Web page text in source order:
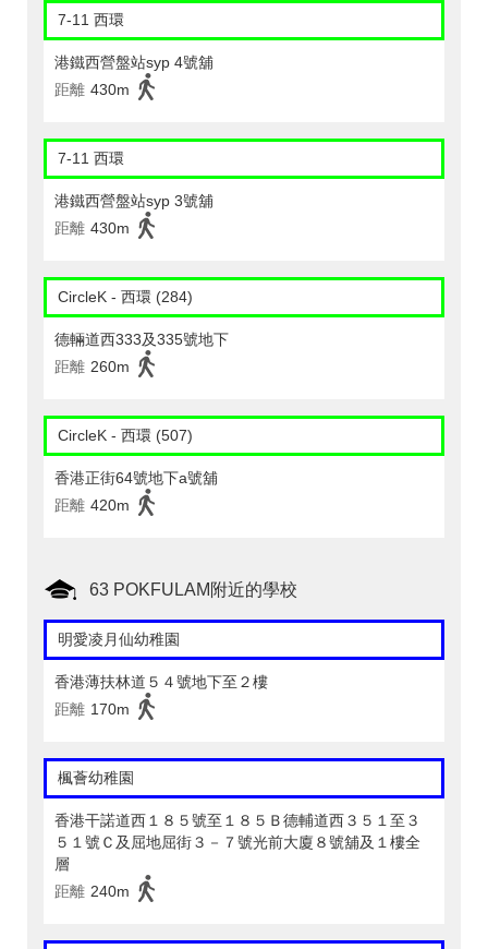
7-11 西環
港鐵西營盤站syp 4號舖
距離 430m
7-11 西環
港鐵西營盤站syp 3號舖
距離 430m
CircleK - 西環 (284)
德輛道西333及335號地下
距離 260m
CircleK - 西環 (507)
香港正街64號地下a號舖
距離 420m
63 POKFULAM附近的學校
明愛凌月仙幼稚園
香港薄扶林道５４號地下至２樓
距離 170m
楓薈幼稚園
香港干諾道西１８５號至１８５Ｂ德輔道西３５１至３
５１號Ｃ及屈地屈街３－７號光前大廈８號舖及１樓全
層
距離 240m